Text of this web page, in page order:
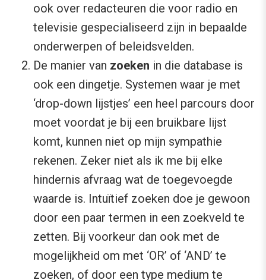
ook over redacteuren die voor radio en
televisie gespecialiseerd zijn in bepaalde
onderwerpen of beleidsvelden.
De manier van zoeken in die database is
ook een dingetje. Systemen waar je met
‘drop-down lijstjes’ een heel parcours door
moet voordat je bij een bruikbare lijst
komt, kunnen niet op mijn sympathie
rekenen. Zeker niet als ik me bij elke
hindernis afvraag wat de toegevoegde
waarde is. Intuïtief zoeken doe je gewoon
door een paar termen in een zoekveld te
zetten. Bij voorkeur dan ook met de
mogelijkheid om met ‘OR’ of ‘AND’ te
zoeken, of door een type medium te